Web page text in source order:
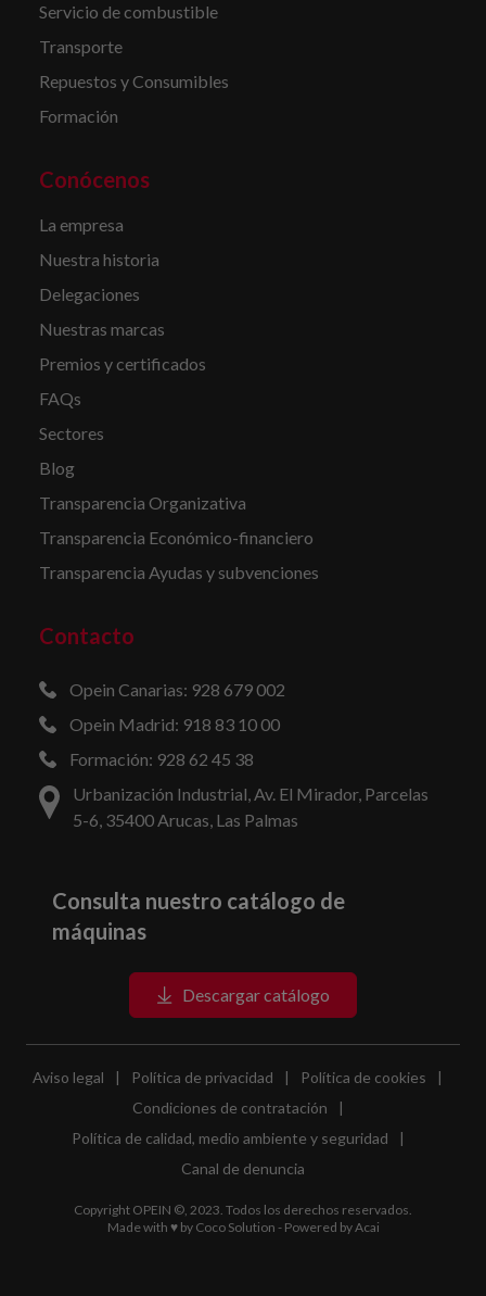
Servicio de combustible
Transporte
Repuestos y Consumibles
Formación
Conócenos
La empresa
Nuestra historia
Delegaciones
Nuestras marcas
Premios y certificados
FAQs
Sectores
Blog
Transparencia Organizativa
Transparencia Económico-financiero
Transparencia Ayudas y subvenciones
Contacto
Opein Canarias: 928 679 002
Opein Madrid: 918 83 10 00
Formación: 928 62 45 38
Urbanización Industrial, Av. El Mirador, Parcelas
5-6, 35400 Arucas, Las Palmas
Consulta nuestro catálogo de
máquinas
Descargar catálogo
Aviso legal | Política de privacidad | Política de cookies
|
Condiciones de contratación
|
Política de calidad, medio ambiente y seguridad
|
Canal de denuncia
Copyright OPEIN ©, 2023. Todos los derechos reservados.
Made with ♥ by Coco Solution - Powered byAcai